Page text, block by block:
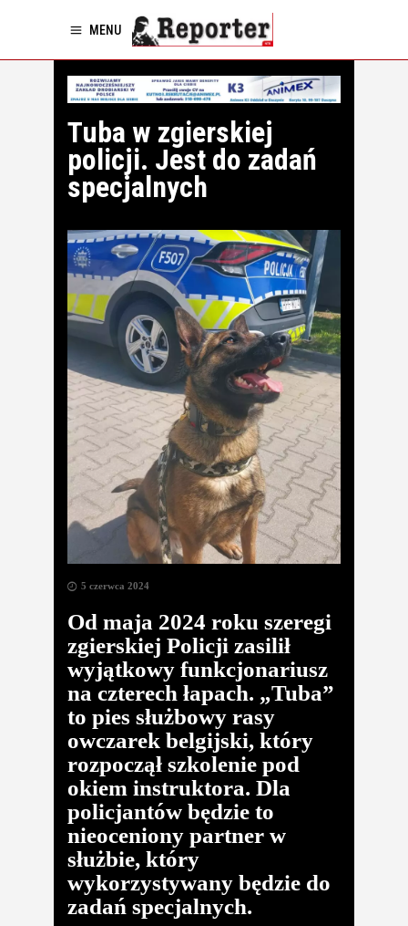
MENU
Tuba w zgierskiej
policji. Jest do zadań
specjalnych
5 czerwca 2024
Od maja 2024 roku szeregi
zgierskiej Policji zasilił
wyjątkowy funkcjonariusz
na czterech łapach. „Tuba”
to pies służbowy rasy
owczarek belgijski, który
rozpoczął szkolenie pod
okiem instruktora. Dla
policjantów będzie to
nieoceniony partner w
służbie, który
wykorzystywany będzie do
zadań specjalnych.